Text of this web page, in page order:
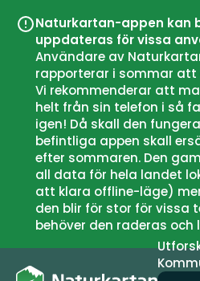
Naturkartan-appen kan
uppdateras för vissa
Användare av
rapporterar i sommar att
Vi rekommenderar att
helt från sin telefon i så
igen! Då skall den
befintliga appen skall
efter sommaren. Den
all data för hela landet
att klara offline-läge)
den blir för stor för vissa
behöver den raderas